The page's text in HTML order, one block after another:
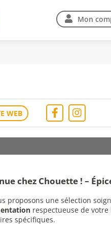
Mon
chez Chouette ! –
proposons une sélection
respectueuse de
spécifiques.